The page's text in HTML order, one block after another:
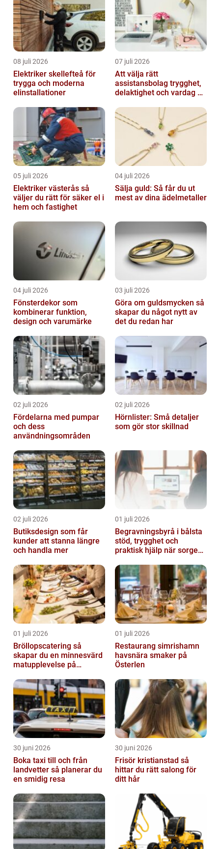
08 juli 2026
Elektriker skellefteå för
trygga och moderna
elinstallationer
07 juli 2026
Att välja rätt
assistansbolag trygghet,
delaktighet och vardag på
05 juli 2026
Elektriker västerås så
väljer du rätt för säker el i
hem och fastighet
04 juli 2026
Sälja guld: Så får du ut
mest av dina ädelmetaller
04 juli 2026
Fönsterdekor som
kombinerar funktion,
design och varumärke
03 juli 2026
Göra om guldsmycken så
skapar du något nytt av
det du redan har
02 juli 2026
Fördelarna med pumpar
och dess
användningsområden
02 juli 2026
Hörnlister: Små detaljer
som gör stor skillnad
02 juli 2026
Butiksdesign som får
kunder att stanna längre
och handla mer
01 juli 2026
Begravningsbyrå i bålsta
stöd, trygghet och
praktisk hjälp när sorgen
01 juli 2026
Bröllopscatering så
skapar du en minnesvärd
matupplevelse på
01 juli 2026
Restaurang simrishamn
havsnära smaker på
Österlen
30 juni 2026
Boka taxi till och från
landvetter så planerar du
en smidig resa
30 juni 2026
Frisör kristianstad så
hittar du rätt salong för
ditt hår